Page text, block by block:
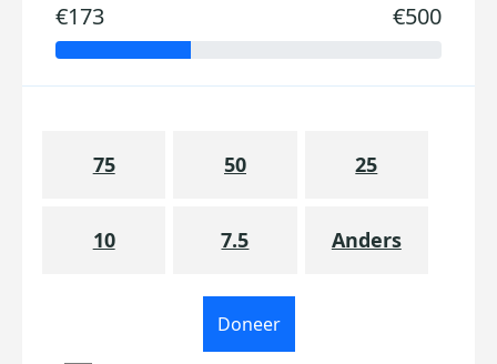
€173 €500
75 50 25
10 7.5 Anders
Doneer